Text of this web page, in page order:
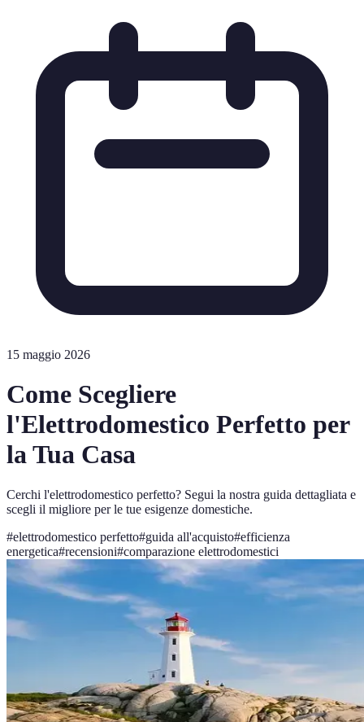
15 maggio 2026
Come Scegliere
l'Elettrodomestico Perfetto per
la Tua Casa
Cerchi l'elettrodomestico perfetto? Segui la nostra guida dettagliata e
scegli il migliore per le tue esigenze domestiche.
#elettrodomestico perfetto#guida all'acquisto#efficienza
energetica#recensioni#comparazione elettrodomestici